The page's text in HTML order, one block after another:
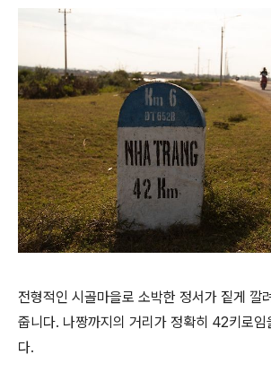
전형적인 시골마을로 소박한 정서가 짙게 깔
줍니다. 나짱까지의 거리가 정확히 42키로임
다.